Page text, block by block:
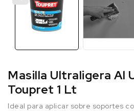
Masilla Ultraligera Al
Toupret 1 Lt
Ideal para aplicar sobre soportes